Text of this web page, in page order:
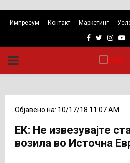
Импресум Контакт Маркетинг
Facebook
Twitter
PRIMARY
Објавено на: 10/17/18 11:07 AM
ЕК: Не извезувајте
возила во Источна